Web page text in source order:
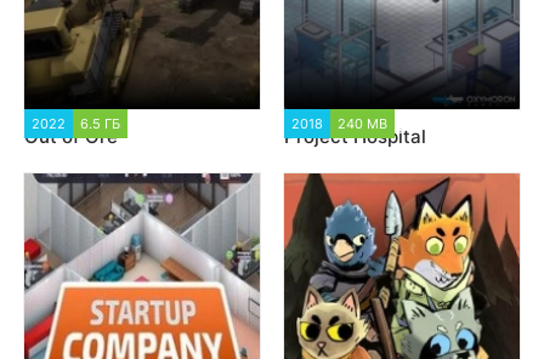
2022 6.5 ГБ
Out of Ore
2018 240 MB
Project Hospital